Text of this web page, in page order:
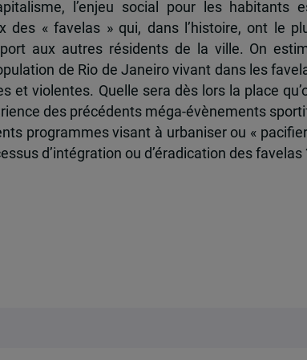
l’enjeu social pour les habitants
des « favelas » qui, dans l’histoire, ont le
aux autres résidents de la ville. On
de Rio de Janeiro vivant dans les
et violentes. Quelle sera dès lors la place
des précédents méga-évènements
programmes visant à urbaniser ou «
d’intégration ou d’éradication des favelas